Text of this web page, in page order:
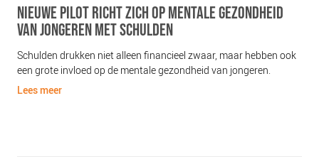
NIEUWE PILOT RICHT ZICH OP MENTALE GEZONDHEID
VAN JONGEREN MET SCHULDEN
Schulden drukken niet alleen financieel zwaar, maar hebben ook
een grote invloed op de mentale gezondheid van jongeren.
Lees meer